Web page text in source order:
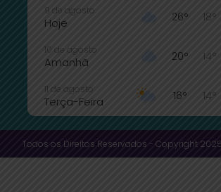
9 de agosto
Hoje 26° 18°
10 de agosto
Amanhã 20° 14°
11 de agosto
Terça-Feira 16° 14°
12 de agosto
Quarta-Feira
Todos os Direitos Reservados - Copyright